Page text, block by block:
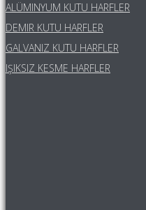
ALÜMINYUM KUTU HARFLER
DEMIR KUTU HARFLER
GALVANIZ KUTU HARFLER
IŞIKSIZ KESME HARFLER